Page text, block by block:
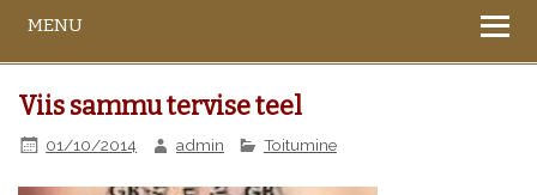
MENU
Viis sammu tervise teel
01/10/2014 admin Toitumine